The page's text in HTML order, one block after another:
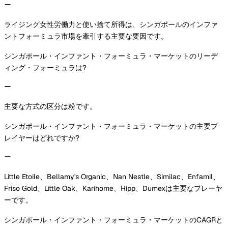
ライジング女性労働力と使い捨て所得は、シンガポールのインファ
ントフォーミュラ市場を牽引する主要な要因です。
シンガポール・インファント・フォーミュラ・マーケットのリーデ
ィング・フォーミュラは?
主要な方式の区分は粉です。
シンガポール・インファント・フォーミュラ・マーケットの主要プ
レイヤーはどれですか?
Little Etoile、Bellamy's Organic、Nan Nestle、Similac、Enfamil、
Friso Gold、Little Oak、Karihome、Hipp、Dumexは主要なプレーヤ
ーです。
シンガポール・インファント・フォーミュラ・マーケットのCAGRと